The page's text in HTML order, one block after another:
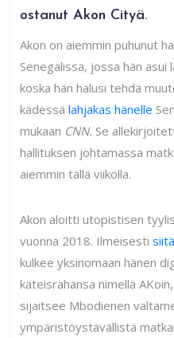
ostanut Akon Cityä.
Akon on aiemmin puhunut
Senegalissa, jossa hän asui
koska hän halusi tehdä
kädessä lahjakas hänelle
mukaan CNN. Se
hallituksen johtamassa
aiemmin tällä viikolla.
Akon aloitti utopistisen
vuonna 2018. Ilmeisesti
kulkee yksinomaan hänen
käteisrahansa nimellä
sijaitsee Mbodienen
ympäristöystävällistä